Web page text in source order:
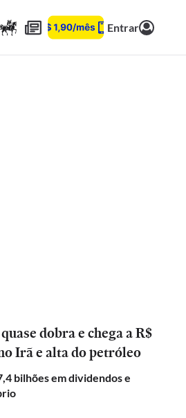
Entrar
dobra e chega a R$
Irã e alta do petróleo
bilhões em dividendos e